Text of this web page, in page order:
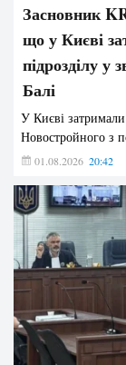
Засновник
що у Києві
підрозділу у
Балі
У Києві затримали
Новостройного з
01.08.2026 20:42